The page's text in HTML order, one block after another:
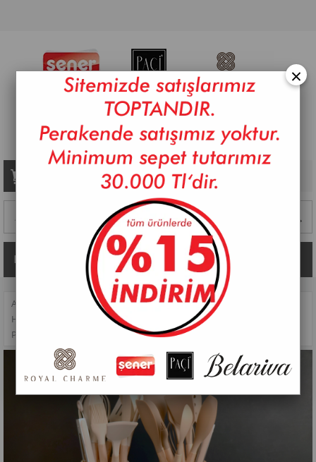
Sepetim 0 Ürün
ANASAYFA MUTFAK AKSESUARLARI >
HAZIRLIK GEREÇLERI
>
PAÇİ-YUVARLAK 12 PARÇA SİLİKON MUTFAK SETİ
×